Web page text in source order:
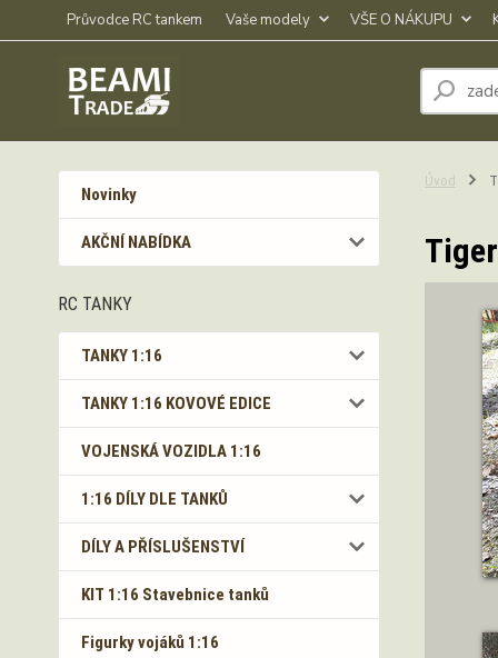
Průvodce RC tankem Vaše modely VŠE O NÁKUPU
Novinky
AKČNÍ NABÍDKA
RC TANKY
TANKY 1:16
TANKY 1:16 KOVOVÉ EDICE
VOJENSKÁ VOZIDLA 1:16
1:16 DÍLY DLE TANKŮ
DÍLY A PŘÍSLUŠENSTVÍ
KIT 1:16 Stavebnice tanků
Figurky vojáků 1:16
Úvod